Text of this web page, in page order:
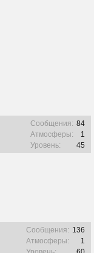
Сообщения: 84
Атмосферы:
1
Уровень:
45
Сообщения: 136
Атмосферы:
1